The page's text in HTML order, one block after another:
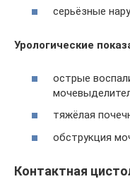
серьёзные
Урологические
острые
тяжёлая
обструкция
Контактная